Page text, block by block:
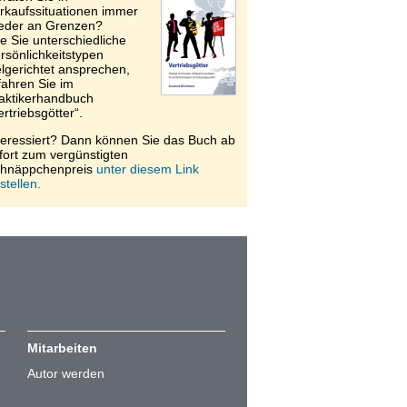
immer
an Grenzen?
Sie unterschiedliche
ansprechen,
Sie im
Dann können Sie das Buch ab
zum vergünstigten
unter diesem Link
Mitarbeiten
Autor werden